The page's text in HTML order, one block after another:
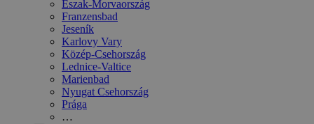
Észak-Morvaország
Franzensbad
Jeseník
Karlovy Vary
Közép-Csehország
Lednice-Valtice
Marienbad
Nyugat Csehország
Prága
…